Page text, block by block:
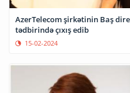
AzerTelecom şirkətinin Baş
tədbirində çıxış edib
15-02-2024